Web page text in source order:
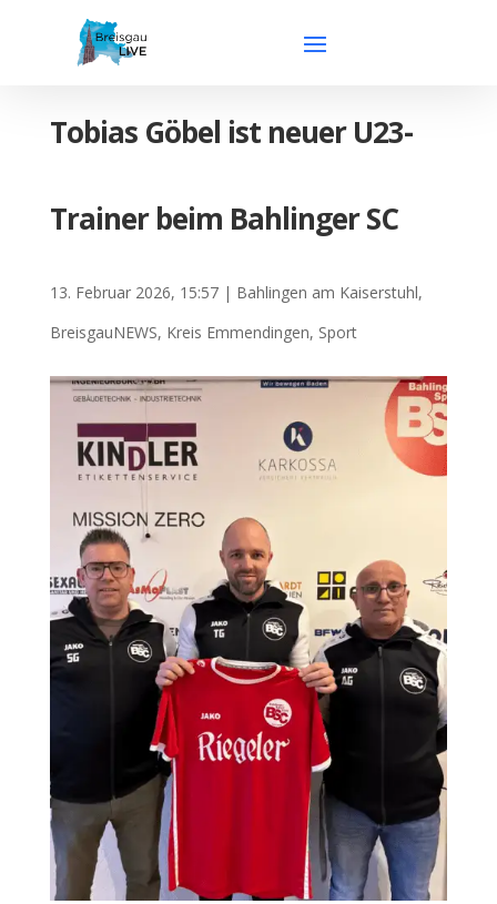
Tobias Göbel ist neuer U23-
Trainer beim Bahlinger SC
13. Februar 2026, 15:57| Bahlingen am Kaiserstuhl,
BreisgauNEWS, Kreis Emmendingen, Sport